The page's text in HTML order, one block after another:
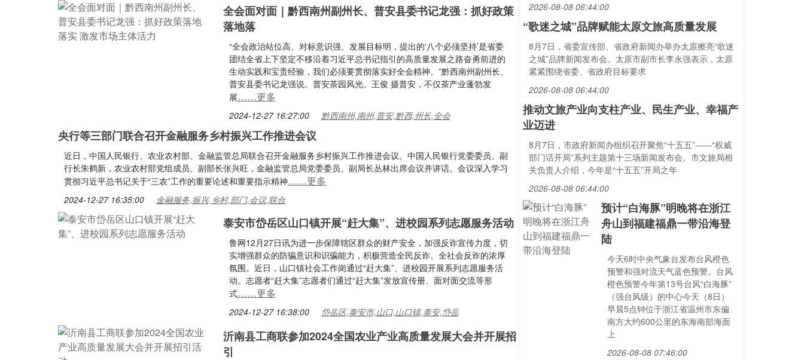
全会面对面｜黔西南州副州长、普安县委书记龙强：抓好政策
落地落
“全会政治站位高、对标意识强、发展目标明，提出的‘八个必须坚持’是省委
团结全省上下坚定不移沿着习近平总书记指引的高质量发展之路奋勇前进的
生动实践和宝贵经验，我们必须要贯彻落实好全会精神。”黔西南州副州长、
普安县委书记龙强说。普安茶园风光。王俊 摄普安，不仅茶产业蓬勃发
展……更多
2024-12-27 16:27:00 黔西南州,南州,普安,黔西,州长,全会
央行等三部门联合召开金融服务乡村振兴工作推进会议
近日，中国人民银行、农业农村部、金融监管总局联合召开金融服务乡村振兴工作推进会议。中国人民银行党委委员、副
行长朱鹤新，农业农村部党组成员、副部长张兴旺，金融监管总局党委委员、副局长丛林出席会议并讲话。会议深入学习
贯彻习近平总书记关于“三农”工作的重要论述和重要指示精神……更多
2024-12-27 16:35:00 金融服务,振兴,乡村,部门,会议,联合
泰安市岱岳区山口镇开展“赶大集”、进校园系列志愿服务活动
鲁网12月27日讯为进一步保障辖区群众的财产安全，加强反诈宣传力度，切
实增强群众的防骗意识和识骗能力，积极营造全民反诈、全社会反诈的浓厚
氛围。近日，山口镇社会工作岗通过“赶大集”、进校园开展系列志愿服务活
动。志愿者“赶大集”志愿者们通过“赶大集”发放宣传册、面对面交流等形
式……更多
2024-12-27 16:38:00 岱岳区,泰安市,山口,山口镇,泰安,岱岳
沂南县工商联参加2024全国农业产业高质量发展大会并开展招
引
2026-08-08 06:44:00
“歌迷之城”品牌赋能太原文旅高质量发展
8月7日，省委宣传部、省政府新闻办举办太原擦亮“歌迷
之城”品牌新闻发布会。太原市副市长李永强表示，太原
紧紧围绕省委、省政府目标要求
2026-08-08 06:44:00
推动文旅产业向支柱产业、民生产业、幸福产
业迈进
8月7日，市政府新闻办组织召开聚焦“十五五”——“权威
部门话开局”系列主题第十三场新闻发布会。市文旅局相
关负责人介绍，今年是“十五五”开局之年
2026-08-08 06:44:00
预计“白海豚”明晚将在浙江
舟山到福建福鼎一带沿海登
陆
今天6时中央气象台发布台风橙色
预警和强对流天气蓝色预警。台风
橙色预警今年第13号台风“白海豚”
（强台风级）的中心今天（8日）
早晨5点钟位于浙江省温州市东偏
南方大约600公里的东海南部海面
上
2026-08-08 07:46:00